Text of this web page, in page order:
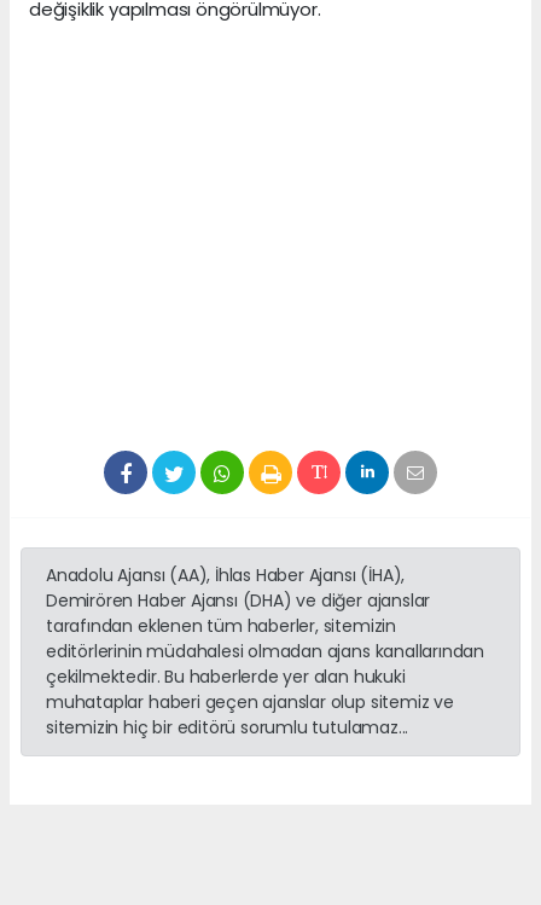
değişiklik yapılması öngörülmüyor.
Anadolu Ajansı (AA), İhlas Haber Ajansı (İHA),
Demirören Haber Ajansı (DHA) ve diğer ajanslar
tarafından eklenen tüm haberler, sitemizin
editörlerinin müdahalesi olmadan ajans kanallarından
çekilmektedir. Bu haberlerde yer alan hukuki
muhataplar haberi geçen ajanslar olup sitemiz ve
sitemizin hiç bir editörü sorumlu tutulamaz...